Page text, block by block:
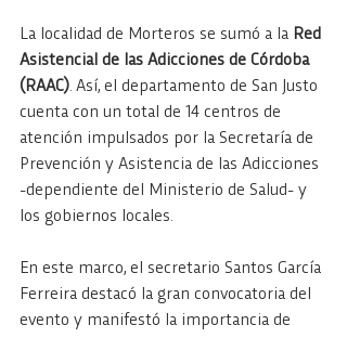
La localidad de Morteros se sumó a la Red
Asistencial de las Adicciones de Córdoba
(RAAC). Así, el departamento de San Justo
cuenta con un total de 14 centros de
atención impulsados por la Secretaría de
Prevención y Asistencia de las Adicciones
-dependiente del Ministerio de Salud- y
los gobiernos locales.
En este marco, el secretario Santos García
Ferreira destacó la gran convocatoria del
evento y manifestó la importancia de